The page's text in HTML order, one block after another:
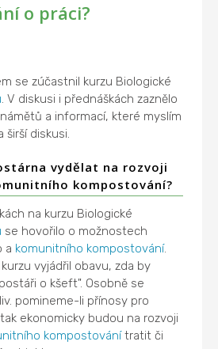
o práci?
se zúčastnil kurzu Biologické
. V diskusi i přednáškách zaznělo
a informací, které myslím
širší diskusi.
vydělat na rozvoji
kompostování?
na kurzu Biologické
se hovořilo o možnostech
a komunitního kompostování.
vyjádřil obavu, zda by
o kšeft". Osobně se
pomineme-li přínosy pro
ekonomicky budou na rozvoji
kompostovánítratit či